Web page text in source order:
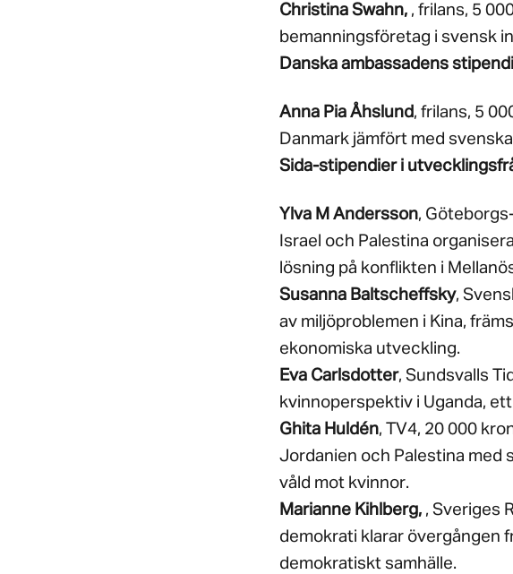
Christina Swahn, , frilans, 5
bemanningsföretag i svensk
Danska ambassadens
Anna Pia Åhslund, frilans, 5
Danmark jämfört med
Sida-stipendier i
Ylva M Andersson,
Israel och Palestina
lösning på konflikten i
Susanna Baltscheffsky,
av miljöproblemen i Kina,
ekonomiska utveckling.
Eva Carlsdotter, Sundsvalls
kvinnoperspektiv i Uganda,
Ghita Huldén, TV4, 20 000
Jordanien och Palestina med
våld mot kvinnor.
Marianne Kihlberg, , Sveriges
demokrati klarar övergången
demokratiskt samhälle.